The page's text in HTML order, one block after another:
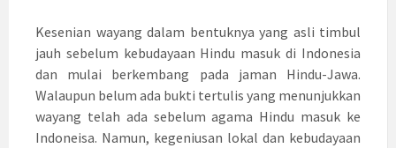
Kesenian wayang dalam bentuknya yang asli timbul
jauh sebelum kebudayaan Hindu masuk di Indonesia
dan mulai berkembang pada jaman Hindu-Jawa.
Walaupun belum ada bukti tertulis yang menunjukkan
wayang telah ada sebelum agama Hindu masuk ke
Indoneisa. Namun, kegeniusan lokal dan kebudayaan